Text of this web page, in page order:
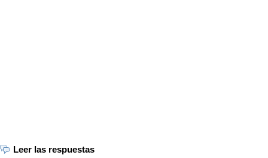
Leer las respuestas